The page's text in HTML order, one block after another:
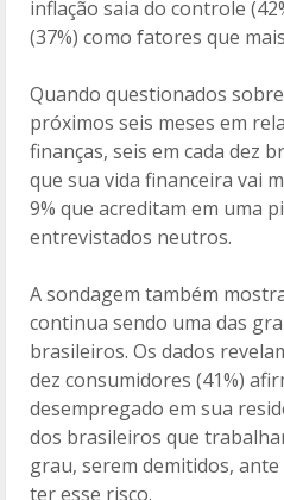
inflação saia do controle
(37%) como fatores que
Quando questionados
próximos seis meses em
finanças, seis em cada dez
que sua vida financeira vai
9% que acreditam em uma
entrevistados neutros.
A sondagem também
continua sendo uma das
brasileiros. Os dados
dez consumidores (41%)
desempregado em sua
dos brasileiros que
grau, serem demitidos,
ter esse risco.